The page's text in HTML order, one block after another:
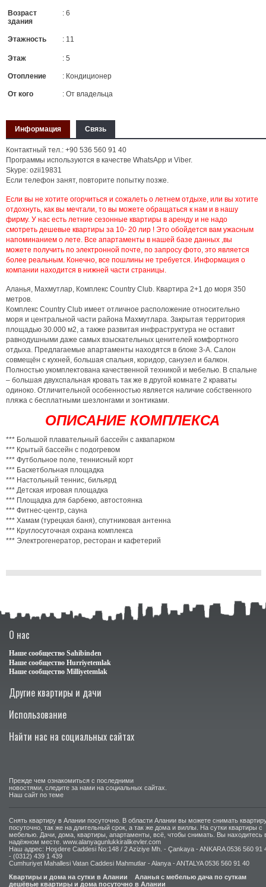
Возраст
здания
: 6
Этажность : 11
Этаж : 5
Отопление : Кондиционер
От кого : От владельца
Информация Связь
Контактный тел.: +90 536 560 91 40
Программы используются в качестве WhatsApp и Viber.
Skype: ozii19831
Если телефон занят, повторите попытку позже.
Если вы не хотите огорчиться и сожалеть о летнем отдыхе, или вы хотите
отдохнуть, как вы мечтали, то вы можете обращаться к нам и в нашу
фирму. У нас есть летние сезонные квартиры в аренду и не надо
смотреть дешевые квартиры за 10- 20 лир ! Это обойдется вам ужасным
напоминанием о лете. Все апартаменты в нашей базе данных ,вы
можете получить по электронной почте, по запросу фото, это является
более реальным. Конечно, все пошлины не требуется. Информация о
компании находится в нижней части страницы.
Аланья, Махмутлар, Комплекс Country Club. Квартира 2+1 до моря 350
метров.
Комплекс Country Club имеет отличное расположение относительно
моря и центральной части района Махмутлара. Закрытая территория
площадью 30.000 м2, а также развитая инфраструктура не оставит
равнодушными даже самых взыскательных ценителей комфортного
отдыха. Предлагаемые апартаменты находятся в блоке 3-А. Cалон
совмещён с кухней, большая спальня, коридор, санузел и балкон.
Полностью укомплектована качественной техникой и мебелью. В спальне
– большая двухспальная кровать так же в другой комнате 2 краваты
одиноко. Отличительной особенностью является наличие собственного
пляжа с бесплатными шезлонгами и зонтиками.
ОПИСАНИЕ КОМПЛЕКСА
*** Большой плавательный бассейн с аквапарком
*** Крытый бассейн с подогревом
*** Футбольное поле, теннисный корт
*** Баскетбольная площадка
*** Настольный теннис, бильярд
*** Детская игровая площадка
*** Площадка для барбекю, автостоянка
*** Фитнес-центр, сауна
*** Хамам (турецкая баня), спутниковая антенна
*** Круглосуточная охрана комплекса
*** Электрогенератор, ресторан и кафетерий
О нас
Наше сообщество Sahibinden
Наше сообщество Hurriyetemlak
Наше сообщество Milliyetemlak
Другие квартиры и дачи
Использование
Найти нас на социальных сайтах
Прежде чем ознакомиться с последними
новостями, следите за нами на социальных сайтах.
Наш сайт по теме
Cнять квартиру в Алании посуточно. В области Алании вы можете снимать
посуточно, так же на длительный срок, а так же дома и виллы. На сутки квартиры с
мебелью. Дачи, дома, квартиры, апартаменты, всё, чтобы снимать. Вы находитесь
надёжном месте. www.alanyagunlukkiralikevler.com
Наш адрес: Hoşdere Caddesi No:148 / 2 Aziziye Mh. - Çankaya - ANKARA 0536 560 91
- (0312) 439 1 439
Cumhuriyet Mahallesi Vatan Caddesi Mahmutlar - Alanya - ANTALYA 0536 560 91 40
Квартиры и дома на сутки в Алании
Аланья с мебелью дача по суткам
дешёвые квартиры и дома посуточно в Алании